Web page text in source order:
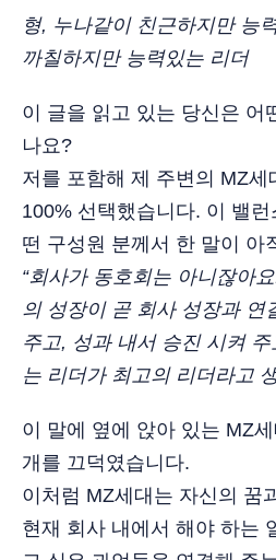
형, 누나같이 친근하지만 능
까칠하지만 능력있는 리더
이 글을 읽고 있는 당신은 어
나요?
저를 포함해 제 주변의 MZ
100% 선택했습니다. 이 밸
떤 구성원 분께서 한 말이 아
“회사가 동호회는 아니잖아
의 성장이 곧 회사 성장과 연
주고, 성과 내서 승진 시켜
는 리더가 최고의 리더라고
이 말에 옆에 앉아 있는 MZ
개를 끄덕였습니다.
이처럼 MZ세대는 자신의 꿈
현재 회사 내에서 해야 하는